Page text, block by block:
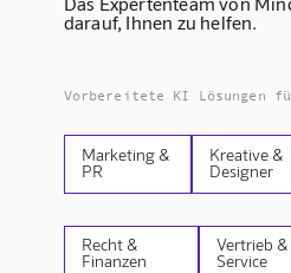
darauf, Ihnen zu helfen.
Vorbereitete KI Lösungen
Marketing &
PR
Kreative &
Designer
Recht &
Finanzen
Vertrieb
Service